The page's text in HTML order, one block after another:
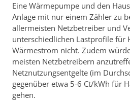
Eine Wärmepumpe und den
Anlage mit nur einem Zähler zu
allermeisten Netzbetreiber und
unterschiedlichen Lastprofile für
Wärmestrom nicht. Zudem
meisten Netzbetreibern
Netznutzungsentgelte (im
gegenüber etwa 5-6 Ct/kWh für
gehen.